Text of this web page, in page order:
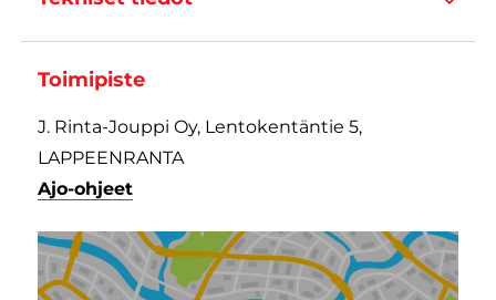
Toimipiste
J. Rinta-Jouppi Oy, Lentokentäntie 5,
LAPPEENRANTA
Ajo-ohjeet